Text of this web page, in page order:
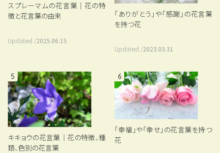
スプレーマムの花言葉｜花の特
徴と花言葉の由来
Updated /2025.06.15
「ありがとう」や「感謝」の花言葉
を持つ花
Updated /2023.03.31
5
キキョウの花言葉｜花の特徴、種
類、色別の花言葉
6
「幸福」や「幸せ」の花言葉を持つ
花